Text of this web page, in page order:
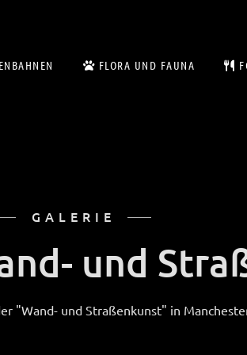
FLORA UND FAUNA
GALERIE
und
"Wand- und Straßenkunst" in